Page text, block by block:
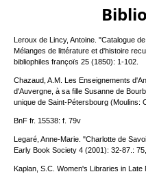
Leroux de Lincy, Antoine. "Catalogue
Mélanges de littérature et d'histoire
bibliophiles françoïs 25 (1850): 1-102.
Chazaud, A.M. Les Enseignements
d'Auvergne, à sa fille Susanne de
unique de Saint-Pétersbourg (Moulins:
BnF fr. 15538: f. 79v
Legaré, Anne-Marie. "Charlotte de
Early Book Society 4 (2001): 32-87.:
Kaplan, S.C. Women's Libraries in